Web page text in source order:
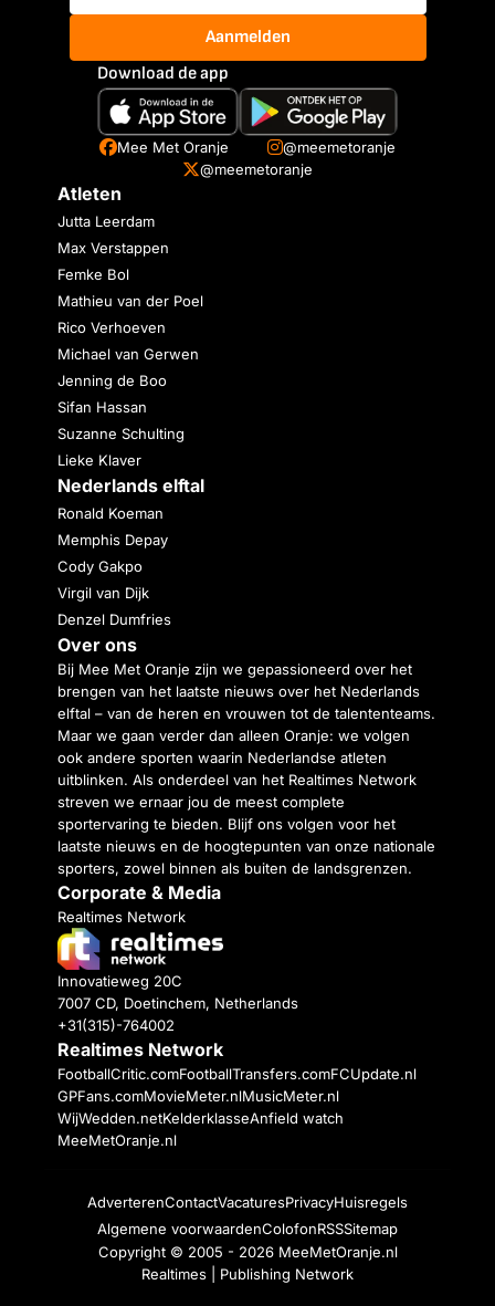
Aanmelden
Download de app
Mee Met Oranje
@meemetoranje
@meemetoranje
Atleten
Jutta Leerdam
Max Verstappen
Femke Bol
Mathieu van der Poel
Rico Verhoeven
Michael van Gerwen
Jenning de Boo
Sifan Hassan
Suzanne Schulting
Lieke Klaver
Nederlands elftal
Ronald Koeman
Memphis Depay
Cody Gakpo
Virgil van Dijk
Denzel Dumfries
Over ons
Bij Mee Met Oranje zijn we gepassioneerd over het
brengen van het laatste nieuws over het Nederlands
elftal – van de heren en vrouwen tot de talententeams.
Maar we gaan verder dan alleen Oranje: we volgen
ook andere sporten waarin Nederlandse atleten
uitblinken. Als onderdeel van het Realtimes Network
streven we ernaar jou de meest complete
sportervaring te bieden. Blijf ons volgen voor het
laatste nieuws en de hoogtepunten van onze nationale
sporters, zowel binnen als buiten de landsgrenzen.
Corporate & Media
Realtimes Network
Innovatieweg 20C
7007 CD, Doetinchem, Netherlands
+31(315)-764002
Realtimes Network
FootballCritic.comFootballTransfers.comFCUpdate.nl
GPFans.comMovieMeter.nlMusicMeter.nl
WijWedden.netKelderklasseAnfield watch
MeeMetOranje.nl
AdverterenContactVacaturesPrivacyHuisregels
Algemene voorwaardenColofonRSSSitemap
Copyright © 2005 - 2026 MeeMetOranje.nl
Realtimes | Publishing Network